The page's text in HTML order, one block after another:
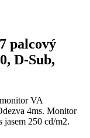
palcový
D-Sub,
VA
4ms. Monitor
250 cd/m2.